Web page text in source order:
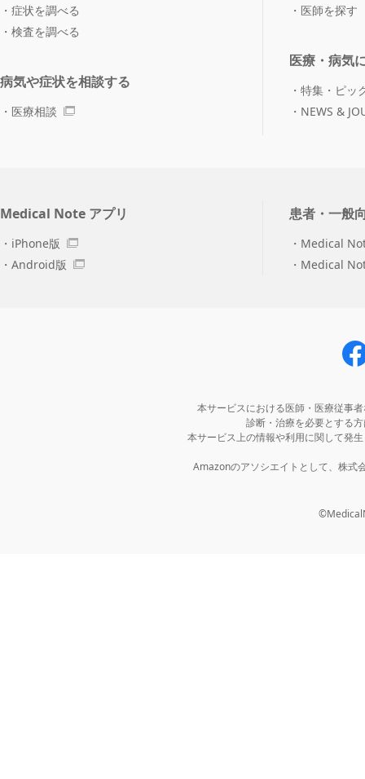
症状を調べる
検査を調べる
病気や症状を相談する
医療相談
医師を探す
医療・病気
特集・ピッ
NEWS &
Medical Note アプリ
iPhone版
Android版
患者・一般
Medical
Medical
本サービスにおける医師・医療従事
診断・治療を必要とする
本サービス上の情報や利用に関して発
Amazonのアソシエイトとして、株式